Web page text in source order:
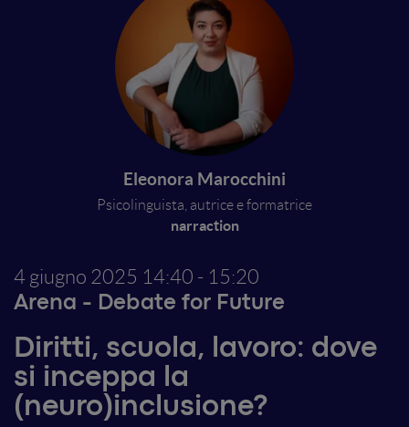
Eleonora Marocchini
Psicolinguista, autrice e formatrice
narraction
4 giugno 2025 14:40 - 15:20
Arena - Debate for Future
Diritti, scuola, lavoro: dove
si inceppa la
(neuro)inclusione?